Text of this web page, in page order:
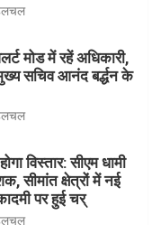
मोड में रहें अधिकारी,
सचिव आनंद बर्द्धन के
विस्तार: सीएम धामी
सीमांत क्षेत्रों में नई
पर हुई चर्